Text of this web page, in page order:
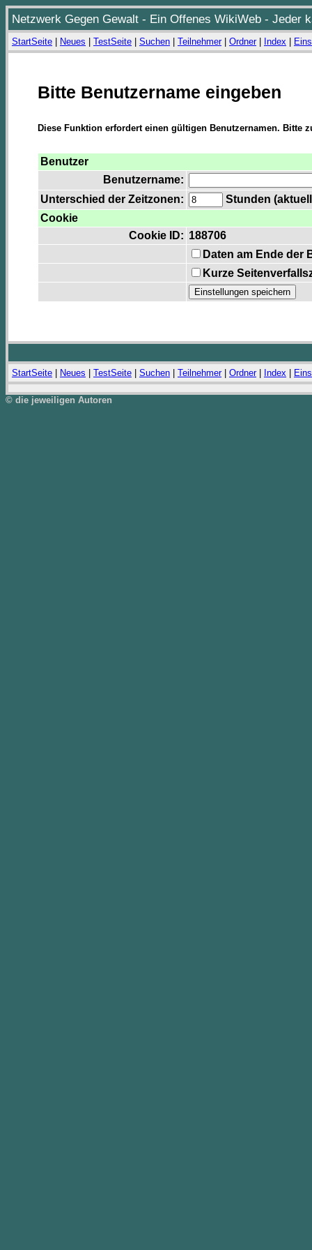
Netzwerk Gegen Gewalt - Ein Offenes WikiWeb - Jeder
StartSeite Neues TestSeite Suchen Teilnehmer| Ordner| Index
Bitte Benutzername eingeben
Diese Funktion erfordert einen gültigen Benutzernamen. Bitte
Benutzer
Benutzername:
Unterschied der Zeitzonen:
Stunden
Cookie
Cookie ID: 188706
Daten am Ende der
Kurze
StartSeite Neues TestSeite Suchen Teilnehmer| Ordner| Index
© die jeweiligen Autoren